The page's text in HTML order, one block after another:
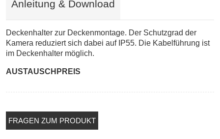
Anleitung & Download
Deckenhalter zur Deckenmontage. Der Schutzgrad der
Kamera reduziert sich dabei auf IP55. Die Kabelführung ist
im Deckenhalter möglich.
AUSTAUSCHPREIS
FRAGEN ZUM PRODUKT